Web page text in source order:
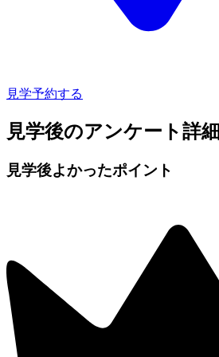
見学予約する
見学後のアンケート詳細
見学後よかったポイント